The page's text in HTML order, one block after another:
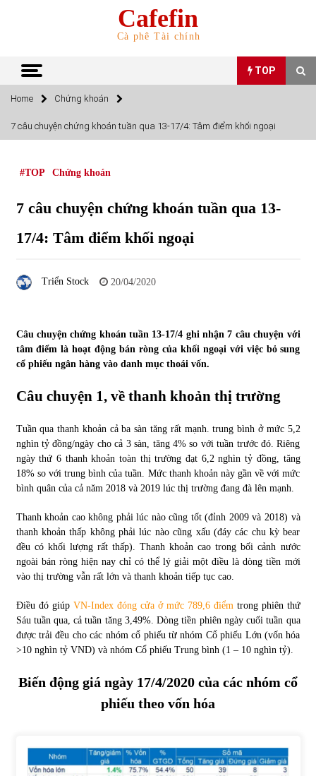
Cafefin
Cà phê Tài chính
TOP
TOP
Top 10 mặt hàng Việt Nam nhập khẩu nhiều nhất tháng
15/06/2022
Top 10 mặt hàng Việt Nam xuất khẩu nhiều nhất tháng
Tự doanh ngày 3.6.2022: CTCK mua ròng 28,7 tỷ đồng
06/06/2022
Top 10 tỷ phú giàu nhất thế giới – Bảng xếp hạng 2022
31/05/2022
Bất ổn từ các cuộc đấu giá đất ở Thanh Hoá
31/05/2022
Tiền gửi vào ngân hàng tiếp tục tăng mạnh
31/05/2022
S&P Ratings cập nhật xếp hạng tín nhiệm của
Vietcombank và Eximbank
31/05/2022
31/05/2022
09/11/2021
Home Chứng khoán
7 câu chuyện chứng khoán tuần qua 13-17/4: Tâm điểm khối ngoại
#TOP Chứng khoán
7 câu chuyện chứng khoán tuần qua 13-
17/4: Tâm điểm khối ngoại
Triển Stock 20/04/2020
Câu chuyện chứng khoán tuần 13-17/4 ghi nhận 7 câu chuyện với
tâm điểm là hoạt động bán ròng của khối ngoại với việc bỏ sung
cổ phiếu ngân hàng vào danh mục thoái vốn.
Câu chuyện 1, về thanh khoản thị trường
Tuần qua thanh khoản cả ba sàn tăng rất mạnh. trung bình ở mức 5,2
nghìn tỷ đồng/ngày cho cả 3 sàn, tăng 4% so với tuần trước đó. Riêng
ngày thứ 6 thanh khoản toàn thị trường đạt 6,2 nghìn tỷ đồng, tăng
18% so với trung bình của tuần. Mức thanh khoản này gần về với mức
bình quân của cả năm 2018 và 2019 lúc thị trường đang đà lên mạnh.
Thanh khoản cao không phải lúc nào cũng tốt (đỉnh 2009 và 2018) và
thanh khoản thấp không phải lúc nào cũng xấu (đáy các chu kỳ bear
đều có khối lượng rất thấp). Thanh khoản cao trong bối cảnh nước
ngoài bán ròng hiện nay chỉ có thể lý giải một điều là dòng tiền mới
vào thị trường vẫn rất lớn và thanh khoản tiếp tục cao.
Điều đó giúp VN-Index đóng cửa ở mức 789,6 điểmtrong phiên thứ
Sáu tuần qua, cả tuần tăng 3,49%. Dòng tiền phiên ngày cuối tuần qua
được trải đều cho các nhóm cổ phiếu từ nhóm Cổ phiếu Lớn (vốn hóa
>10 nghìn tỷ VND) và nhóm Cổ phiếu Trung bình (1 – 10 nghìn tỷ).
Biến động giá ngày 17/4/2020 của các nhóm cổ
phiếu theo vốn hóa